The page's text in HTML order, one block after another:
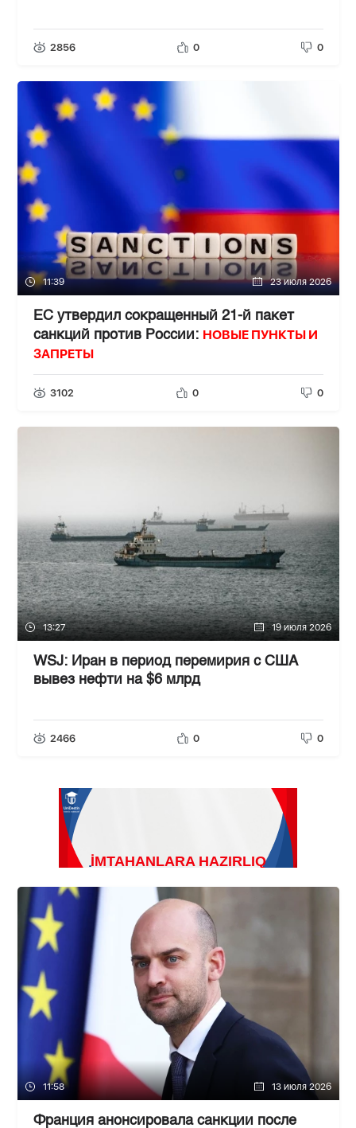
2856 0 0
11:39 23 июля 2026
ЕС утвердил сокращенный 21-й пакет
санкций против России: НОВЫЕ ПУНКТЫ И
ЗАПРЕТЫ
3102 0 0
13:27 19 июля 2026
WSJ: Иран в период перемирия с США
вывез нефти на $6 млрд
2466 0 0
11:58 13 июля 2026
Франция анонсировала санкции после